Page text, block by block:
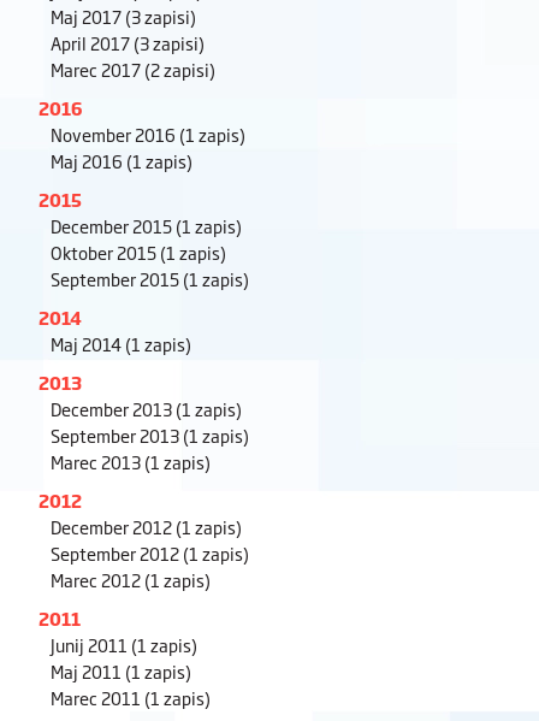
Maj 2017(3 zapisi)
April 2017(3 zapisi)
Marec 2017(2 zapisi)
2016
November 2016 (1 zapis)
Maj 2016 (1 zapis)
2015
December 2015(1 zapis)
Oktober 2015(1 zapis)
September 2015(1 zapis)
2014
Maj 2014(1 zapis)
2013
December 2013(1 zapis)
September 2013(1 zapis)
Marec 2013(1 zapis)
2012
December 2012(1 zapis)
September 2012(1 zapis)
Marec 2012(1 zapis)
2011
Junij 2011 (1 zapis)
Maj 2011 (1 zapis)
Marec 2011 (1 zapis)